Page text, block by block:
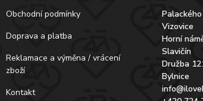
Obchodní podmínky
Doprava a platba
Reklamace a výměna / vrácení
zboží
Kontakt
Vizovice
Horní
Slavičín
Družba
Bylnice